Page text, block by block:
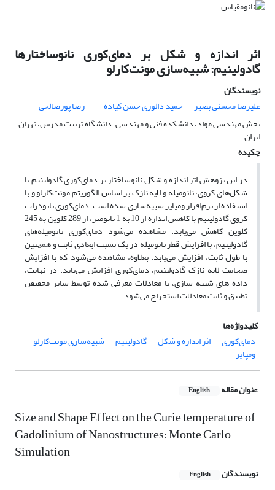
اثر اندازه و شکل بر دمای‌کوری نانوساختارها
گادولینیم: شبیه‌سازی مونت‌کارلو
نویسندگان
علیرضا محسنی بصیر
حمید دالوری حسن کیاده
رضا پورصالحی
بخش مهندسی مواد، دانشکده فنی و مهندسی، دانشگاه تربیت مدرس، تهران،
ایران
چکیده
در این پژوهش اثر اندازه و شکل نانوساختار بر دمای‌کوری گادولینیم با
شکل‌های کروی، نانومیله و لایه نازک بر اساس الگوریتم مونت‌کارلو و با
استفاده از نرم‌افزار ومپایر شبیه‌سازی شده است. دمای‌کوری نانوذرات
کروی گادولینیم با کاهش اندازه از 10 به 1 نانومتر، از 289 کلوین به 245
کلوین کاهش می‌یابد. مشاهده می‌شود دمای‌کوری نانومیله‌های
گادولینیم، با افزایش قطر نانومیله در یک نسبت ابعادی ثابت و همچنین
با طول ثابت، افزایش می‌یابد. بعلاوه، مشاهده می‌شود که با افزایش
ضخامت لایه نازک گادولینیم، دمای‌کوری افزایش می‌یابد. در نهایت،
داده های شبیه سازی، با معادلات معرفی شده توسط سایر محقیقن
تطبیق و ثابت معادلات استخراج می‌شود.
کلیدواژه‌ها
دمای‌کوری
اثر اندازه و شکل گادولینیم شبیه‌سازی مونت‌کارلو
ومپایر
عنوان مقاله English
Size and Shape Effect on the Curie temperature of
Gadolinium of Nanostructures: Monte Carlo
Simulation
نویسندگان English